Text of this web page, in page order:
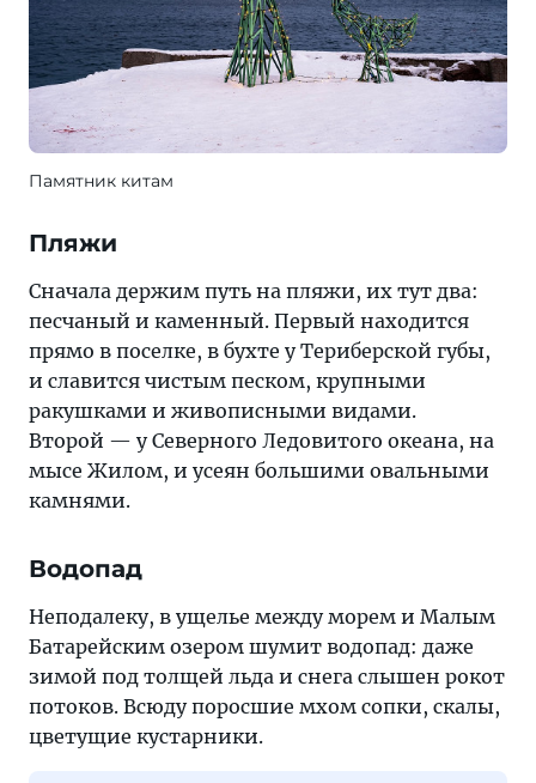
Памятник китам
Пляжи
Сначала держим путь на пляжи, их тут два:
песчаный и каменный. Первый находится
прямо в поселке, в бухте у Териберской губы,
и славится чистым песком, крупными
ракушками и живописными видами.
Второй — у Северного Ледовитого океана, на
мысе Жилом, и усеян большими овальными
камнями.
Водопад
Неподалеку, в ущелье между морем и Малым
Батарейским озером шумит водопад: даже
зимой под толщей льда и снега слышен рокот
потоков. Всюду поросшие мхом сопки, скалы,
цветущие кустарники.